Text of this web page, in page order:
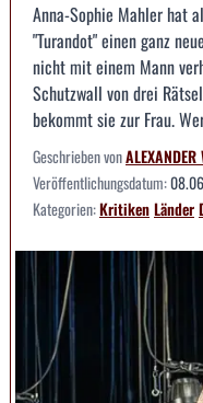
Anna-Sophie Mahler hat
"Turandot" einen ganz
nicht mit einem Mann
Schutzwall von drei
bekommt sie zur Frau.
Geschrieben vonALEXANDER
Veröffentlichungsdatum:
Kategorien:KritikenLänder